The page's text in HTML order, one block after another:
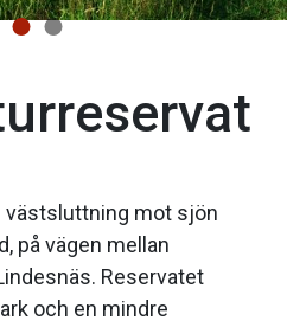
västsluttning mot sjön
på vägen mellan
Reservatet
och en mindre